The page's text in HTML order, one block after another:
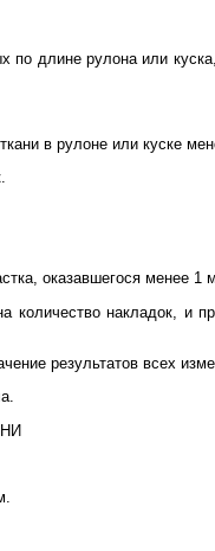
по длине рулона или
в рулоне или куске
оказавшегося менее 1
количество накладок, и
результатов всех